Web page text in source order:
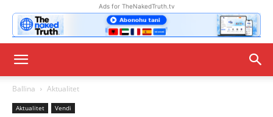
Ads for TheNakedTruth.tv
Ballina Aktualitet
Aktualitet Vendi